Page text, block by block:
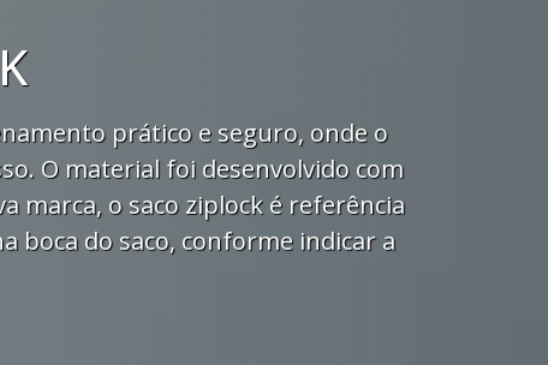
prático e seguro, onde o
O material foi desenvolvido com
marca, o saco ziplock é referência
boca do saco, conforme indicar a